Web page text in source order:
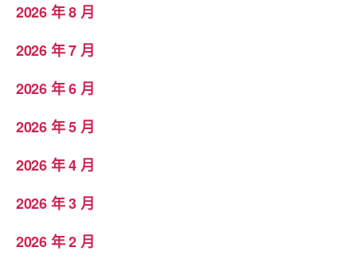
2026 年 8 月
2026 年 7 月
2026 年 6 月
2026 年 5 月
2026 年 4 月
2026 年 3 月
2026 年 2 月